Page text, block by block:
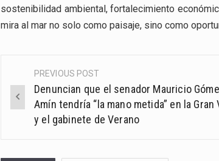
sostenibilidad ambiental, fortalecimiento
mira al mar no solo como paisaje, sino como
Post
navigation
PREVIOUS POST
Denuncian que el senador Mauricio
Amín tendría “la mano metida” en la Gran
y el gabinete de Verano